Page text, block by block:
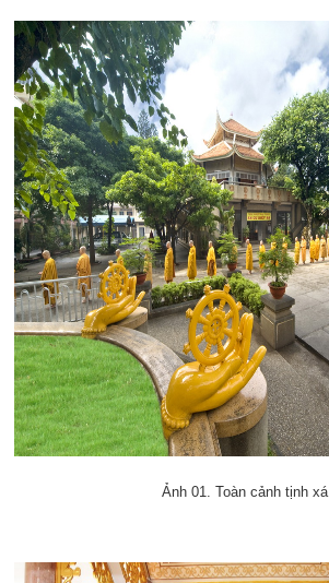
Ảnh 01. Toàn cảnh tịnh xá